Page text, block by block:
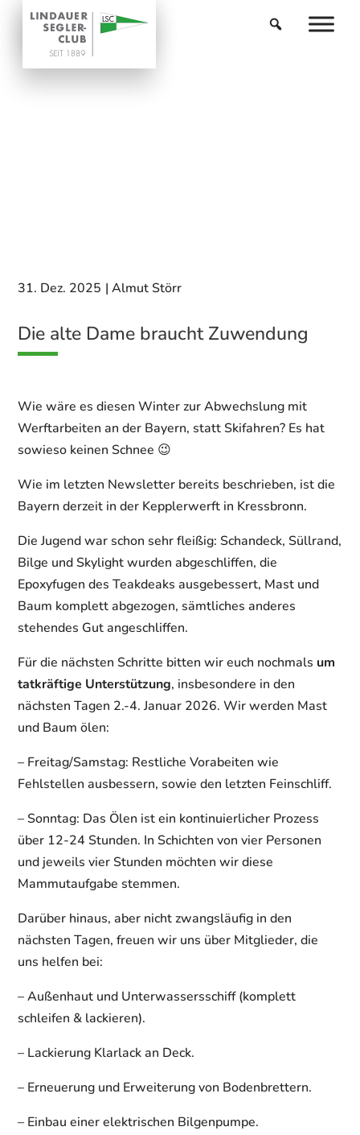
31. Dez. 2025 |Almut Störr
Die alte Dame braucht Zuwendung
Wie wäre es diesen Winter zur Abwechslung mit
Werftarbeiten an der Bayern, statt Skifahren? Es hat
sowieso keinen Schnee 😉
Wie im letzten Newsletter bereits beschrieben, ist die
Bayern derzeit in der Kepplerwerft in Kressbronn.
Die Jugend war schon sehr fleißig: Schandeck, Süllrand,
Bilge und Skylight wurden abgeschliffen, die
Epoxyfugen des Teakdeaks ausgebessert, Mast und
Baum komplett abgezogen, sämtliches anderes
stehendes Gut angeschliffen.
Für die nächsten Schritte bitten wir euch nochmals um
tatkräftige Unterstützung, insbesondere in den
nächsten Tagen 2.-4. Januar 2026. Wir werden Mast
und Baum ölen:
– Freitag/Samstag: Restliche Vorabeiten wie
Fehlstellen ausbessern, sowie den letzten Feinschliff.
– Sonntag: Das Ölen ist ein kontinuierlicher Prozess
über 12-24 Stunden. In Schichten von vier Personen
und jeweils vier Stunden möchten wir diese
Mammutaufgabe stemmen.
Darüber hinaus, aber nicht zwangsläufig in den
nächsten Tagen, freuen wir uns über Mitglieder, die
uns helfen bei:
– Außenhaut und Unterwassersschiff (komplett
schleifen & lackieren).
– Lackierung Klarlack an Deck.
– Erneuerung und Erweiterung von Bodenbrettern.
– Einbau einer elektrischen Bilgenpumpe.